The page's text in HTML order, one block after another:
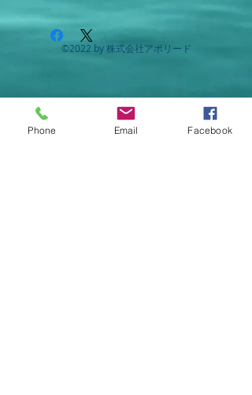
送る上で必要な筋力（立つ・
歩くなどの日常の動作に必要
す。
生活を送る上で必要な筋力が気になる
方）
【機能性関与成分名】
カルシウム ビス－３－ヒドロキシ－
本品は、多量摂取により疾病が治癒し
©2022 by 株式会社アポリード
Phone Email Facebook